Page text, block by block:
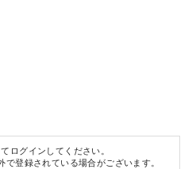
ログインしてください。
登録されている場合がございます。